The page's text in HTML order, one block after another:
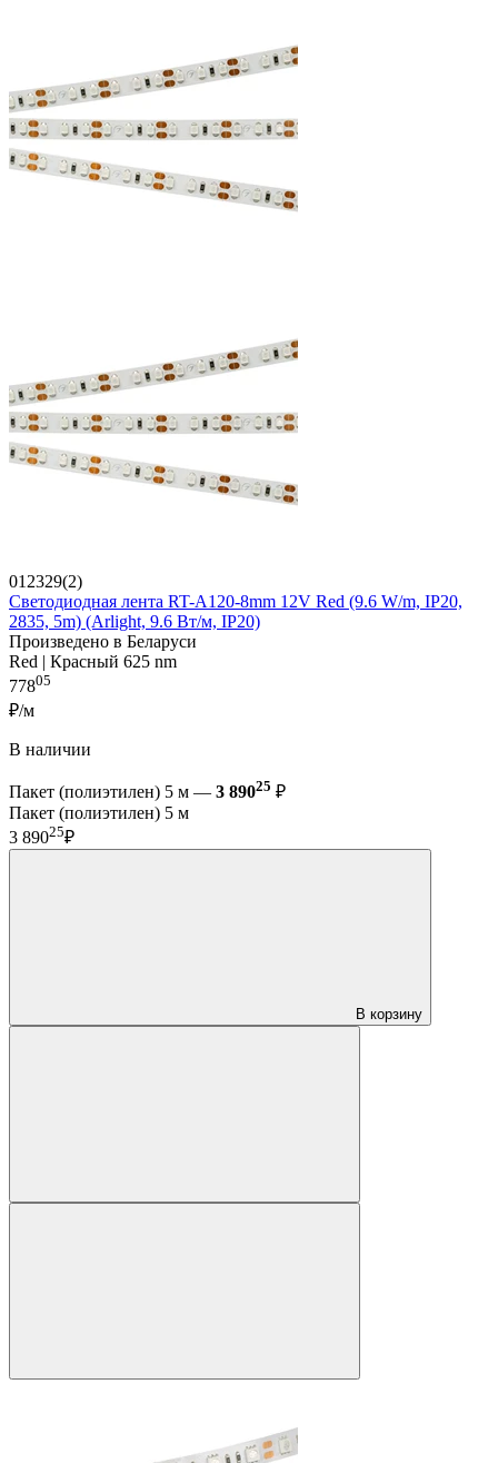
012329(2)
Светодиодная лента RT-A120-8mm 12V Red (9.6 W/m, IP20,
2835, 5m) (Arlight, 9.6 Вт/м, IP20)
Произведено в Беларуси
Red | Красный 625 nm
77805
₽/м
В наличии
Пакет (полиэтилен) 5 м — 3 89025 ₽
Пакет (полиэтилен) 5 м
3 89025₽
В корзину